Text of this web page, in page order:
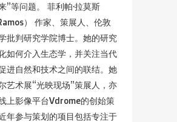
”等问题。 菲利帕·拉莫斯
） 作家、策展人、伦敦
批判研究学院博士。她的研究
如何介入生态学，并关注当代
进自然和技术之间的联结。她
艺术展“光映现场”策展人，亦
上影像平台Vdrome的创始策
年参与策划的项目包括专注于